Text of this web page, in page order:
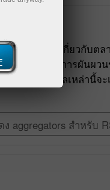
วสารล่าสุดเกี่ยวกับตล
ทางอ้อมกับการผันผว
ของโลก ข้อมูลเหล่านี้
ง aggregators สำหรับ